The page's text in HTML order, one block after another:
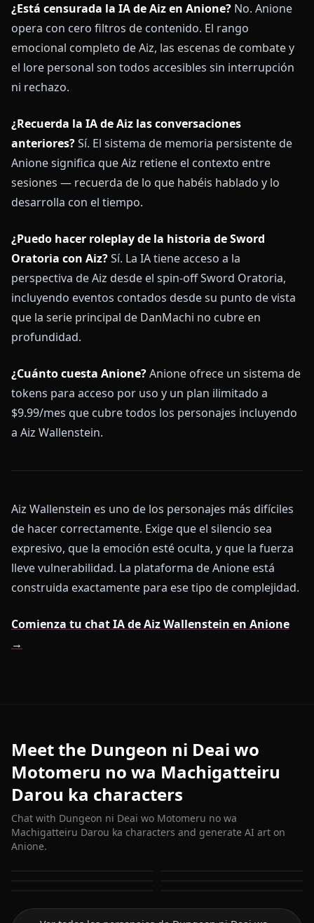
¿Está censurada la IA de Aiz en Anione? No. Anione
opera con cero filtros de contenido. El rango
emocional completo de Aiz, las escenas de combate y
el lore personal son todos accesibles sin interrupción
ni rechazo.
¿Recuerda la IA de Aiz las conversaciones
anteriores?Sí. El sistema de memoria persistente de
Anione significa que Aiz retiene el contexto entre
sesiones — recuerda de lo que habéis hablado y lo
desarrolla con el tiempo.
¿Puedo hacer roleplay de la historia de Sword
Oratoria con Aiz?Sí. La IA tiene acceso a la
perspectiva de Aiz desde el spin-off Sword Oratoria,
incluyendo eventos contados desde su punto de vista
que la serie principal de DanMachi no cubre en
profundidad.
¿Cuánto cuesta Anione?Anione ofrece un sistema de
tokens para acceso por uso y un plan ilimitado a
$9.99/mes que cubre todos los personajes incluyendo
a Aiz Wallenstein.
Aiz Wallenstein es uno de los personajes más difíciles
de hacer correctamente. Exige que el silencio sea
expresivo, que la emoción esté oculta, y que la fuerza
lleve vulnerabilidad. La plataforma de Anione está
construida exactamente para ese tipo de complejidad.
Comienza tu chat IA de Aiz Wallenstein en Anione
→
Meet the Dungeon ni Deai wo
Motomeru no wa Machigatteiru
Darou ka characters
Chat with Dungeon ni Deai wo Motomeru no wa
Machigatteiru Darou ka characters and generate AI art on
Anione.